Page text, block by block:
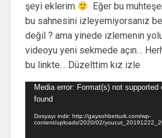
şeyi eklerim
Eğer bu
bu sahnesini izleyemiyorsanız
değil ? ama yinede izlemenin
videoyu yeni sekmede açın…
bu linkte… Düzelttim kız izle
Video
oynatıcı
Media error: Format(s) not supported
found
Dosyayı indir: http://gaysohbetturk.com/wp-
content/uploads/2020/02/